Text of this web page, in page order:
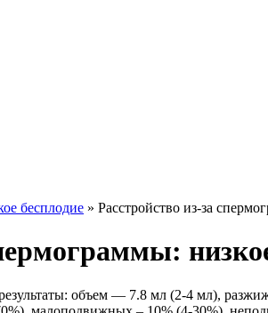
бесплодие » Расстройство из-за
объем — 7.8 мл (2-4 мл),